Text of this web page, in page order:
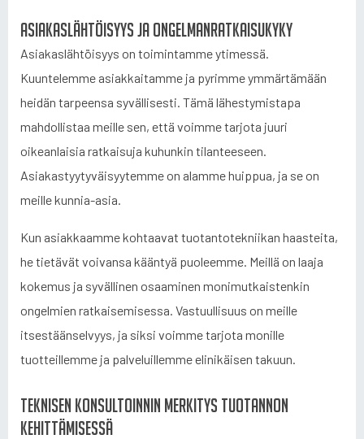
Asiakaslähtöisyys ja ongelmanratkaisukyky
Asiakaslähtöisyys on toimintamme ytimessä.
Kuuntelemme asiakkaitamme ja pyrimme ymmärtämään
heidän tarpeensa syvällisesti. Tämä lähestymistapa
mahdollistaa meille sen, että voimme tarjota juuri
oikeanlaisia ratkaisuja kuhunkin tilanteeseen.
Asiakastyytyväisyytemme on alamme huippua, ja se on
meille kunnia-asia.
Kun asiakkaamme kohtaavat tuotantotekniikan haasteita,
he tietävät voivansa kääntyä puoleemme. Meillä on laaja
kokemus ja syvällinen osaaminen monimutkaistenkin
ongelmien ratkaisemisessa. Vastuullisuus on meille
itsestäänselvyys, ja siksi voimme tarjota monille
tuotteillemme ja palveluillemme elinikäisen takuun.
Teknisen konsultoinnin merkitys tuotannon
kehittämisessä